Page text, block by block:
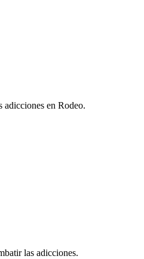
adicciones en Rodeo.
las adicciones.